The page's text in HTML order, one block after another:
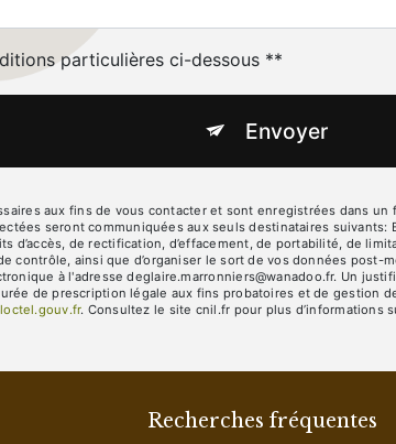
particulières ci-dessous **
Envoyer
aux fins de vous contacter et sont enregistrées dans
seront communiquées aux seuls destinataires suivants:
d’accès, de rectification, d’effacement, de portabilité, de
contrôle, ainsi que d’organiser le sort de vos données
à l'adresse deglaire.marronniers@wanadoo.fr. Un
de prescription légale aux fins probatoires et de gestion
. Consultez le site cnil.fr pour plus d’informations
Recherches fréquentes